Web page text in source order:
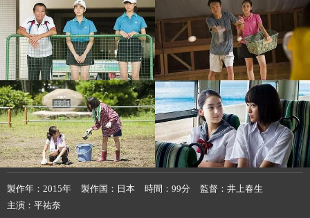
製作年 2015年 製作国 日本 時間 99分 監督
井上春生
主演
平祐奈